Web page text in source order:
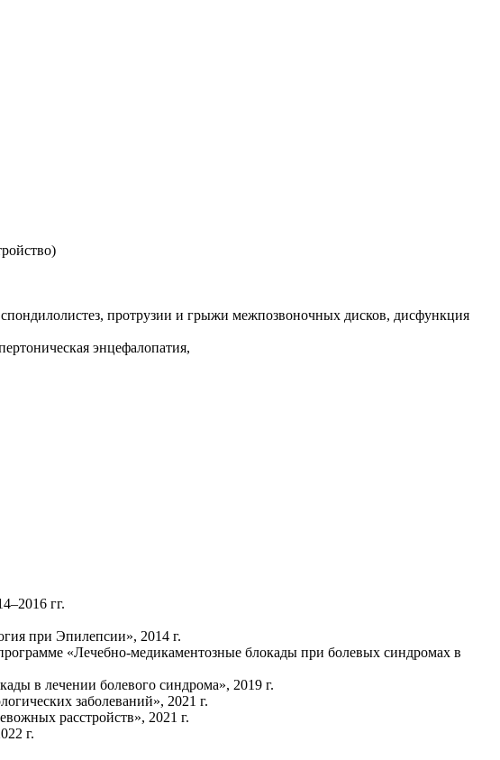
протрузии и грыжи межпозвоночных дисков, дисфункция
энцефалопатия,
гг.
при Эпилепсии», 2014 г.
«Лечебно-медикаментозные блокады при болевых синдромах в
в лечении болевого синдрома», 2019 г.
заболеваний», 2021 г.
расстройств», 2021 г.
г.